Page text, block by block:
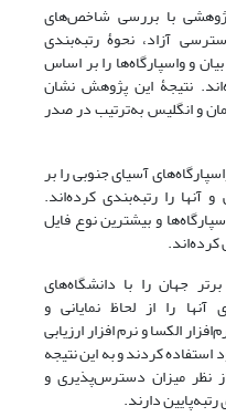
(2010) در پژوهشی با بررسی شاخص‌های
آزاد، نحوۀ رتبه‌بندی
و واسپارگاه‌ها را بر اساس
نتیجۀ این پژوهش نشان
و انگلیس به‌ترتیب در صدر
واسپارگاه‌های آسیای جنوبی را بر
را رتبه‌بندی کرده‌اند.
و بیشترین نوع فایل
دانشگاه‌های برتر جهان را با دانشگاه‌های
آنها را از لحاظ نمایانی و
الکسا و نرم افزار ارزیابی
کردند و به این نتیجه
نظر میزان دسترس‌پذیری و
دارند.